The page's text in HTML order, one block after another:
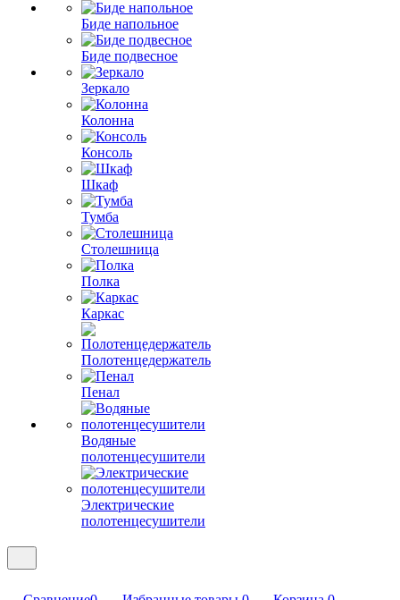
Биде напольное
Биде подвесное
Зеркало
Колонна
Консоль
Шкаф
Тумба
Столешница
Полка
Каркас
Полотенцедержатель
Пенал
Водяные
полотенцесушители
Электрические
полотенцесушители